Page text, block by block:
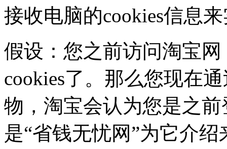
接收电脑的cookies信息
假设：您之前访问淘宝
cookies了。那么您现在
物，淘宝会认为您是之
是“省钱无忧网”为它介